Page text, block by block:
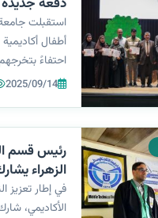
استقبلت جامعة
أطفال
احتفاءً
متكاملة، شملت
2025/09/14
رئيس قسم
الزهراء
في الهندسة
في إطار تعزيز
الأكاديمي،